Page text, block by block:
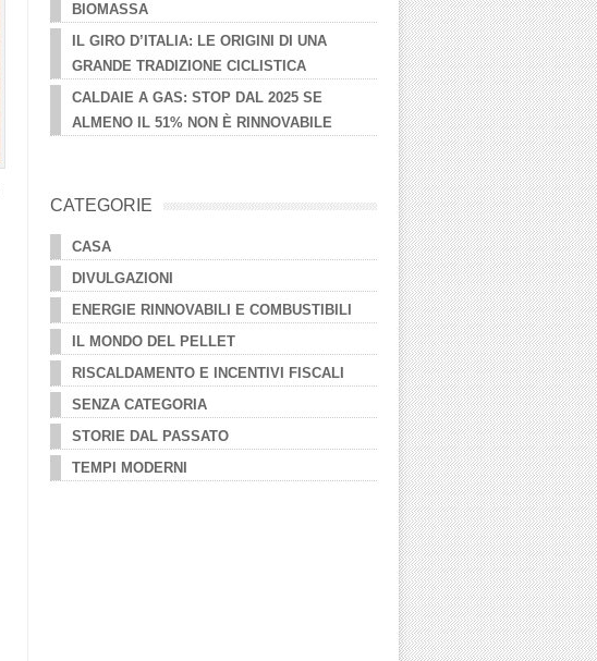
BIOMASSA
IL GIRO D’ITALIA: LE ORIGINI DI UNA
GRANDE TRADIZIONE CICLISTICA
CALDAIE A GAS: STOP DAL 2025 SE
ALMENO IL 51% NON È RINNOVABILE
CATEGORIE
CASA
DIVULGAZIONI
ENERGIE RINNOVABILI E COMBUSTIBILI
IL MONDO DEL PELLET
RISCALDAMENTO E INCENTIVI FISCALI
SENZA CATEGORIA
STORIE DAL PASSATO
TEMPI MODERNI